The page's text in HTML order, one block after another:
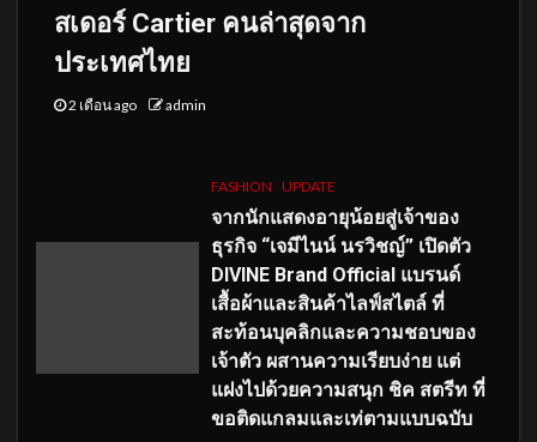
สเดอร์ Cartier คนล่าสุดจาก
ประเทศไทย
2 เดือน ago admin
FASHION UPDATE
จากนักแสดงอายุน้อยสู่เจ้าของ
ธุรกิจ “เจมีไนน์ นรวิชญ์” เปิดตัว
DIVINE Brand Official แบรนด์
เสื้อผ้าและสินค้าไลฟ์สไตล์ ที่
สะท้อนบุคลิกและความชอบของ
เจ้าตัว ผสานความเรียบง่าย แต่
แฝงไปด้วยความสนุก ชิค สตรีท ที่
ขอติดแกลมและเท่ตามแบบฉบับ